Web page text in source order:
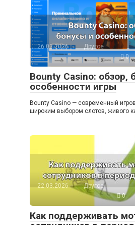
26.03.2026
Другое
0
Bounty Casino: обзор,
особенности игры
Bounty Casino — современный
широким выбором слотов, живого
22.03.2026
Другое
0
Как поддерживать